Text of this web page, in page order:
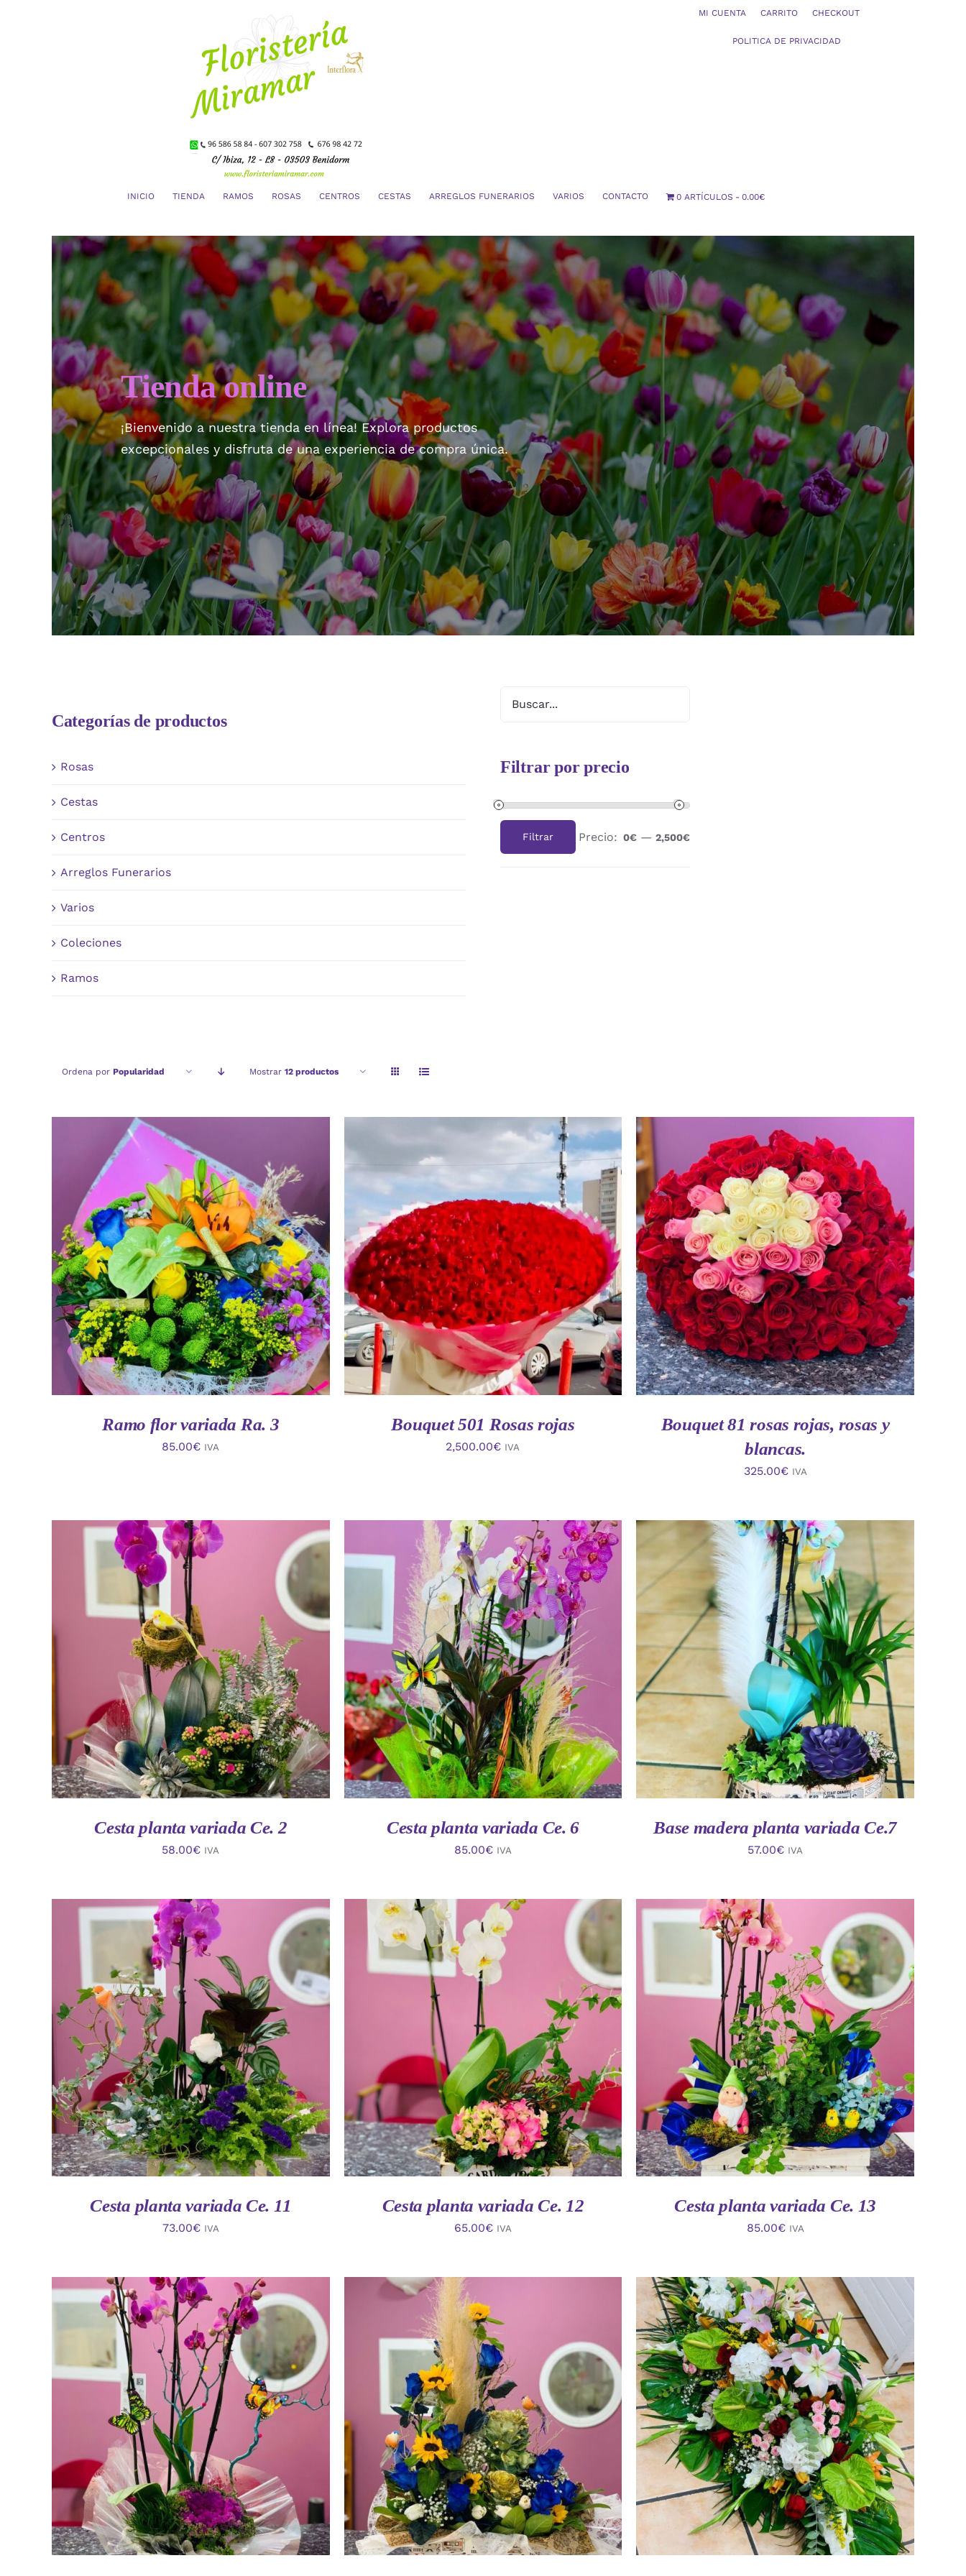
MI CUENTA CARRITO CHECKOUT
POLITICA DE PRIVACIDAD
INICIO TIENDA RAMOS ROSAS CENTROS CESTAS ARREGLOS FUNERARIOS VARIOS CONTACTO 0 ARTÍCULOS 0.00€
Tienda online
¡Bienvenido a nuestra tienda en línea! Explora productos
excepcionales y disfruta de una experiencia de compra única.
Categorías de productos
Rosas
Cestas
Centros
Arreglos Funerarios
Varios
Coleciones
Ramos
Filtrar por precio
Filtrar Precio: 0€ —2,500€
Ordena por Popularidad Mostrar 12 productos
AÑADIR AL CARRITO / VISTA RAPIDA
Ramo flor variada Ra. 3
85.00€ IVA
AÑADIR AL CARRITO / VISTA RAPIDA
Bouquet 501 Rosas rojas
2,500.00€ IVA
AÑADIR AL CARRITO / VISTA RAPIDA
Bouquet 81 rosas rojas, rosas y
blancas.
325.00€ IVA
AÑADIR AL CARRITO / VISTA RAPIDA
Cesta planta variada Ce. 2
58.00€ IVA
AÑADIR AL CARRITO / VISTA RAPIDA
Cesta planta variada Ce. 6
85.00€ IVA
AÑADIR AL CARRITO / VISTA RAPIDA
Base madera planta variada Ce.7
57.00€ IVA
AÑADIR AL CARRITO VISTA RAPIDA
Cesta planta variada Ce. 11
73.00€ IVA
AÑADIR AL CARRITO / VISTA RAPIDA
Cesta planta variada Ce. 12
65.00€ IVA
AÑADIR AL CARRITO / VISTA RAPIDA
Cesta planta variada Ce. 13
85.00€ IVA
AÑADIR AL CARRITO VISTA RAPIDA AÑADIR AL CARRITO / VISTA RAPIDA AÑADIR AL CARRITO / VISTA RAPIDA